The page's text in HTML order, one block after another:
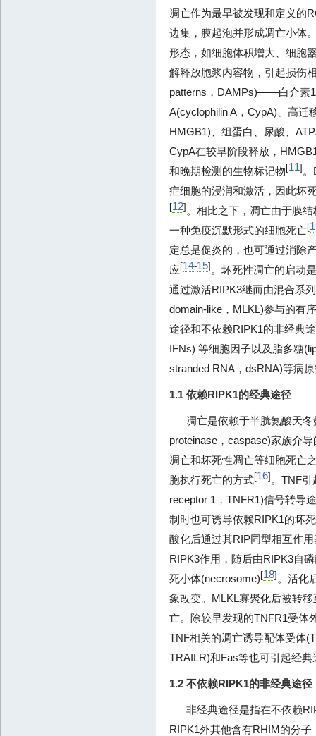
凋亡作为最早被发现和定义的
边集，膜起泡并形成凋亡小体
形态，如细胞体积增大、细胞
解释放胞浆内容物，引起损伤
patterns，DAMPs)——白介素
A(cyclophilin A，CypA)、高迁
HMGB1)、组蛋白、尿酸、
CypA在较早阶段释放，
和晚期检测的生物标记物 [11]
症细胞的浸润和激活，因此坏
[12] 。相比之下，凋亡由于膜
一种免疫沉默形式的细胞死亡[
定总是促炎的，也可通过消除
应 [14-15] 。坏死性凋亡的启动
通过激活RIPK3继而由混合系
domain-like，MLKL)参与的有
途径和不依赖RIPK1的非经典
IFNs) 等细胞因子以及脂多糖
stranded RNA，dsRNA)等病
1.1 依赖RIPK1的经典途径
凋亡是依赖于半胱氨酸天
proteinase，caspase)家族介
凋亡和坏死性凋亡等细胞死亡
胞执行死亡的方式[16] 。TNF
receptor 1，TNFR1)信号转导
制时也可诱导依赖RIPK1的坏
酸化后通过其RIP同型相互作
RIPK3作用，随后由RIPK3自
死小体(necrosome) [18] 。活化
象改变。MLKL寡聚化后被转
亡。除较早发现的TNFR1受体
TNF相关的凋亡诱导配体受体
TRAILR)和Fas等也可引起经
1.2 不依赖RIPK1的非经典途径
非经典途径是指在不依赖
RIPK1外其他含有RHIM的分